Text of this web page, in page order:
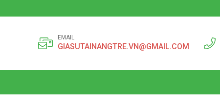
EMAIL
GIASUTAINANGTRE.VN@GMAIL.COM